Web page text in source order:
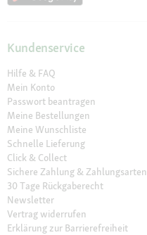
Kundenservice
Hilfe & FAQ
Mein Konto
Passwort beantragen
Meine Bestellungen
Meine Wunschliste
Schnelle Lieferung
Click & Collect
Sichere Zahlung & Zahlungsarten
30 Tage Rückgaberecht
Newsletter
Vertrag widerrufen
Erklärung zur Barrierefreiheit